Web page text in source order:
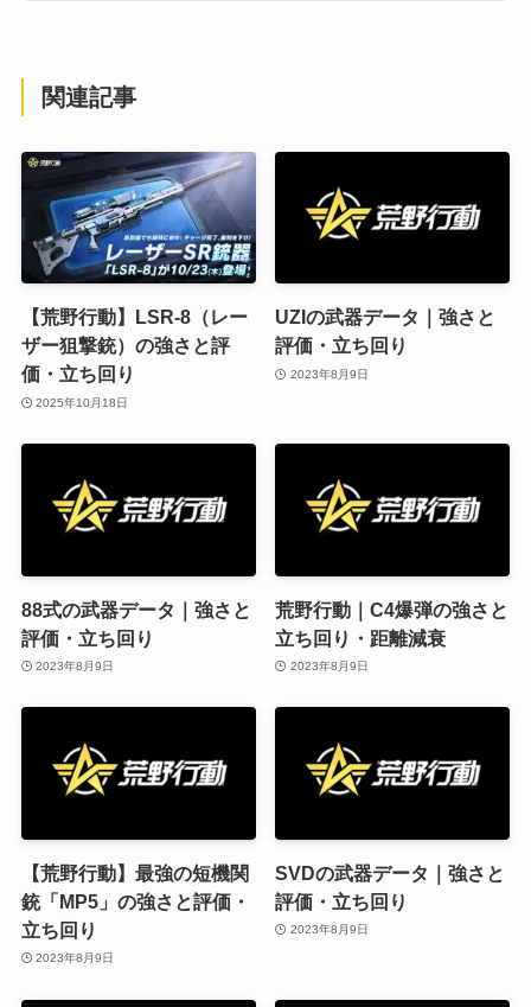
関連記事
【荒野行動】LSR-8（レー
ザー狙撃銃）の強さと評
価・立ち回り
2025年10月18日
UZIの武器データ｜強さと
評価・立ち回り
2023年8月9日
88式の武器データ｜強さと
評価・立ち回り
2023年8月9日
荒野行動｜C4爆弾の強さと
立ち回り・距離減衰
2023年8月9日
【荒野行動】最強の短機関
銃「MP5」の強さと評価・
立ち回り
2023年8月9日
SVDの武器データ｜強さと
評価・立ち回り
2023年8月9日